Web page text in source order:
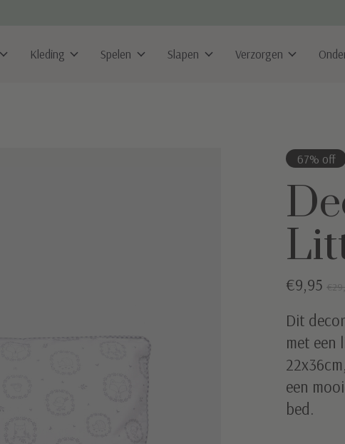
Kleding Spelen Slapen Verzorgen
67% off
€9,95
Dit
met een
een
bed.